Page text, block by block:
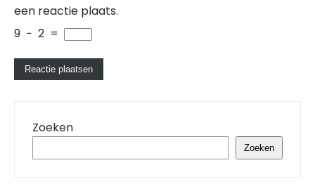
een reactie plaats.
9 − 2 =
Zoeken
Zoeken